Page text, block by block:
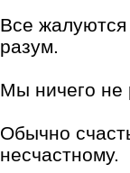
Все жалуются
разум.
Мы ничего не
Обычно
несчастному.